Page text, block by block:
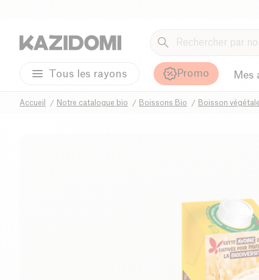
Tous les rayons Promo Mes
Accueil Notre catalogue bio Boissons Bio Boisson